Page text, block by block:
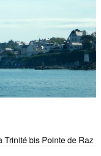
Trinité bis Pointe de Raz